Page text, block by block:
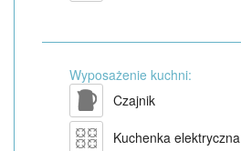
Wyposażenie kuchni:
Czajnik
Kuchenka elektryczna